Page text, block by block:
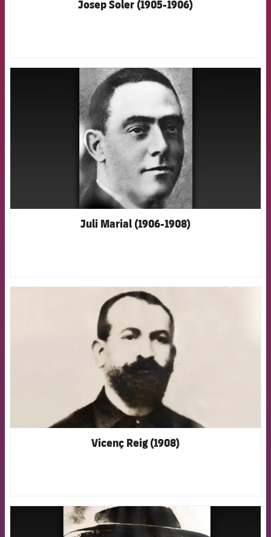
Josep Soler (1905-1906)
FCB Barcelona badge
Juli Marial (1906-1908)
FCB Barcelona badge
Vicenç Reig (1908)
FCB Barcelona badge